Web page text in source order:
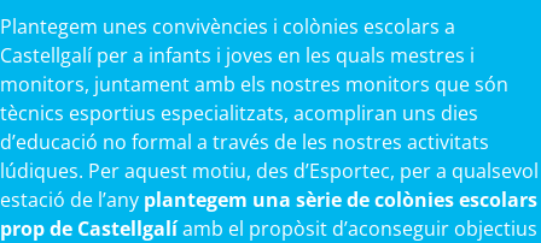
Plantegem unes convivències i colònies escolars a
Castellgalí per a infants i joves en les quals mestres i
monitors, juntament amb els nostres monitors que són
tècnics esportius especialitzats, acompliran uns dies
d’educació no formal a través de les nostres activitats
lúdiques. Per aquest motiu, des d’Esportec, per a qualsevol
estació de l’any plantegem una sèrie de colònies escolars
prop de Castellgalíamb el propòsit d’aconseguir objectius